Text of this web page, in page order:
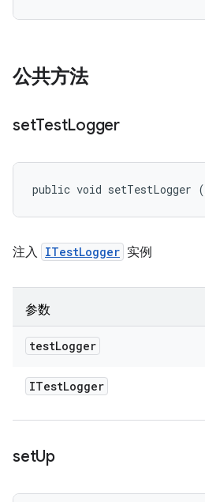
公共方法
setTestLogger
public void setTestLogger (
注入 ITestLogger 实例
参数
testLogger
ITestLogger
setUp